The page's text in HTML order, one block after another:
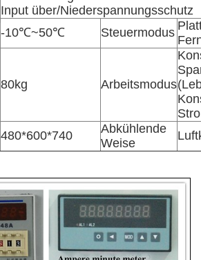
Input über/Niederspannungsschutz
-10℃~50℃ Steuermodus
80kg Arbeitsmodus
480*600*740
Abkühlende
Weise